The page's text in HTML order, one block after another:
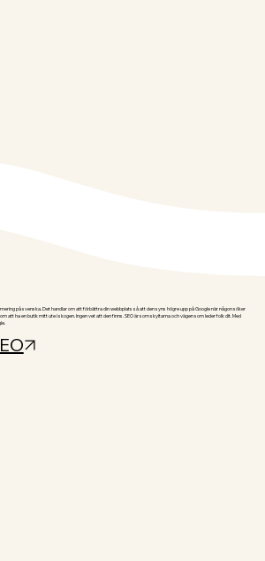
på svenska. Det handlar om att förbättra din webbplats så att den syns högre upp på Google när någon söker
att ha en butik mitt ute i skogen. Ingen vet att den finns. SEO är som skyltarna och vägen som leder folk dit. Med